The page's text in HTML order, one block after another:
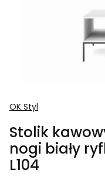
OK Styl
Stolik
nogi biały
L104